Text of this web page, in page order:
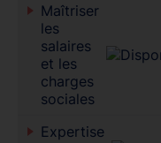
Maîtriser
les
salaires
et les
charges
sociales
Expertise